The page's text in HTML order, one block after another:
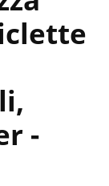
-